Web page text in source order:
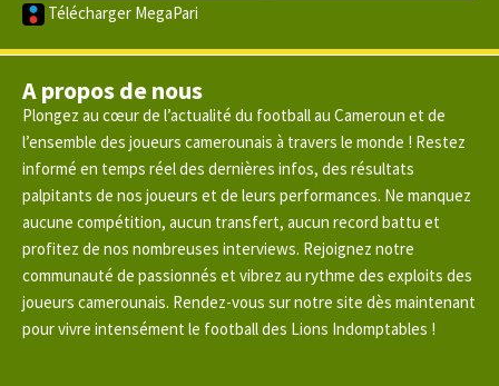
Télécharger MegaPari
A propos de nous
Plongez au cœur de l’actualité du football au Cameroun et de
l’ensemble des joueurs camerounais à travers le monde ! Restez
informé en temps réel des dernières infos, des résultats
palpitants de nos joueurs et de leurs performances. Ne manquez
aucune compétition, aucun transfert, aucun record battu et
profitez de nos nombreuses interviews. Rejoignez notre
communauté de passionnés et vibrez au rythme des exploits des
joueurs camerounais. Rendez-vous sur notre site dès maintenant
pour vivre intensément le football des Lions Indomptables !